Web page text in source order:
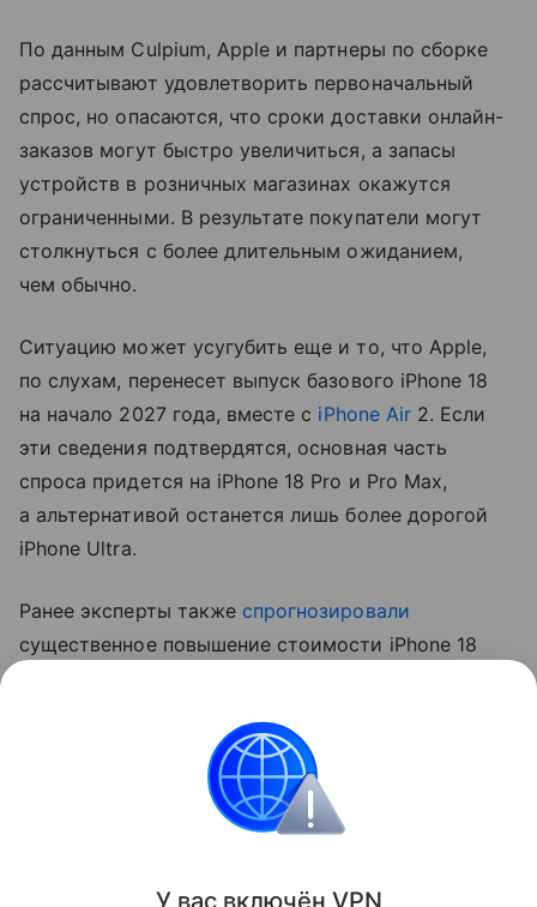
По данным Culpium, Apple и партнеры по сборке
рассчитывают удовлетворить первоначальный
спрос, но опасаются, что сроки доставки онлайн-
заказов могут быстро увеличиться, а запасы
устройств в розничных магазинах окажутся
ограниченными. В результате покупатели могут
столкнуться с более длительным ожиданием,
чем обычно.
Ситуацию может усугубить еще и то, что Apple,
по слухам, перенесет выпуск базового iPhone 18
на начало 2027 года, вместе с iPhone Air2. Если
эти сведения подтвердятся, основная часть
спроса придется на iPhone 18 Pro и Pro Max,
а альтернативой останется лишь более дорогой
iPhone Ultra.
Ранее эксперты также спрогнозировали
существенное повышение стоимости iPhone 18
Поделиться
У вас включён VPN